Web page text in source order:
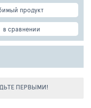
продукт
в сравнении
ПЕРВЫМИ!